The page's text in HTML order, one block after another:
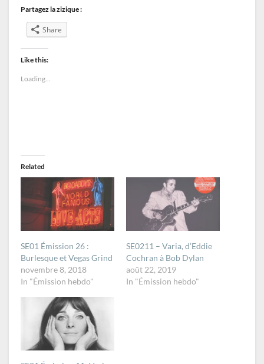
Partagez la zizique :
Share
Like this:
Loading...
Related
SE01 Émission 26 :
Burlesque et Vegas Grind
novembre 8, 2018
In "Émission hebdo"
SE0211 – Varia, d’Eddie
Cochran à Bob Dylan
août 22, 2019
In "Émission hebdo"